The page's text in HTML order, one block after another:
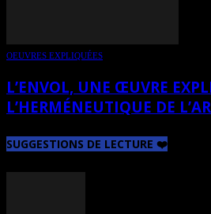
OEUVRES EXPLIQUÉES
L’ENVOL, UNE ŒUVRE
L’HERMÉNEUTIQUE DE
SUGGESTIONS DE LECTURE ❤️